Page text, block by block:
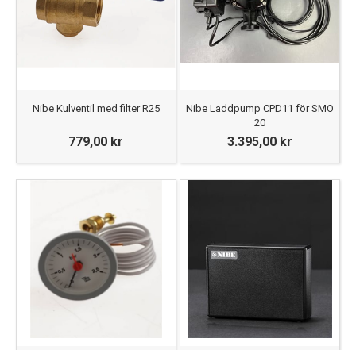
Nibe Kulventil med filter R25
779,00 kr
Nibe Laddpump CPD11 för SMO
20
3.395,00 kr